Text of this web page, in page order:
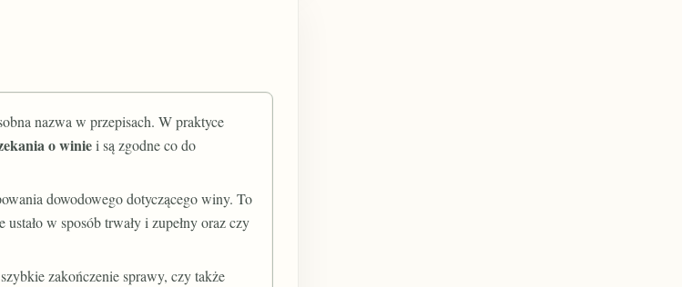
nazwa w przepisach. W praktyce
o winiei są zgodne co do
dowodowego dotyczącego winy. To
w sposób trwały i zupełny oraz czy
zakończenie sprawy, czy także